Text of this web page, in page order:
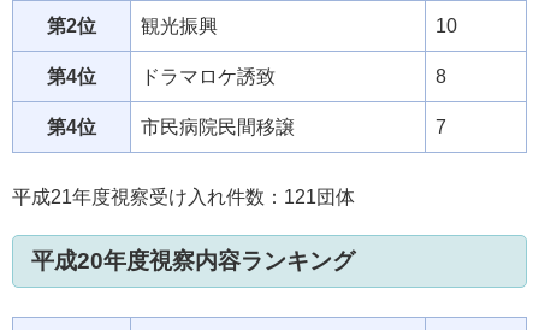
第2位 観光振興 10
第4位 ドラマロケ誘致 8
第4位 市民病院民間移譲 7
平成21年度視察受け入れ件数：121団体
平成20年度視察内容ランキング